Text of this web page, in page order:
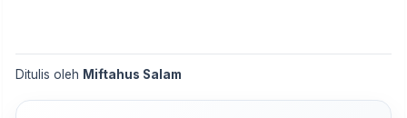
Ditulis oleh Miftahus Salam